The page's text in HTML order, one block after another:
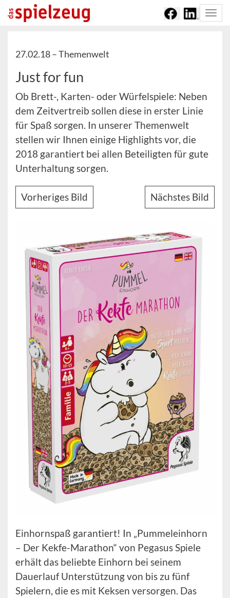
27.02.18 –Themenwelt
Just for fun
Ob Brett-, Karten- oder Würfelspiele: Neben
dem Zeitvertreib sollen diese in erster Linie
für Spaß sorgen. In unserer Themenwelt
stellen wir Ihnen einige Highlights vor, die
2018 garantiert bei allen Beteiligten für gute
Unterhaltung sorgen.
Vorheriges Bild Nächstes Bild
Einhornspaß garantiert! In „Pummeleinhorn
– Der Kekfe-Marathon“ von Pegasus Spiele
erhält das beliebte Einhorn bei seinem
Dauerlauf Unterstützung von bis zu fünf
Spielern, die es mit Keksen versorgen. Das